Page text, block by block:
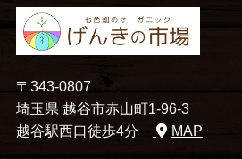
〒343-0807
埼玉県 越谷市赤山町1-96-3
越谷駅西口徒歩4分
MAP